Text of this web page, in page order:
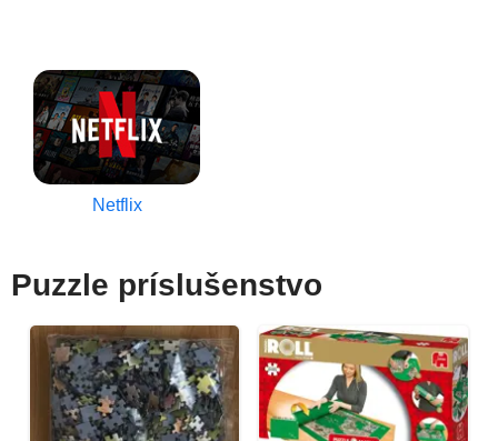
Netflix
Puzzle príslušenstvo